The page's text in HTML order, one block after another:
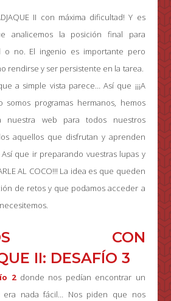
II con máxima dificultad! Y es
analicemos la posición final para
o no. El ingenio es importante pero
rendirse y ser persistente en la tarea.
a simple vista parece… Así que ¡¡¡A
somos programas hermanos, hemos
nuestra web para todos nuestros
aquellos que disfrutan y aprenden
Así que ir preparando vuestras lupas y
AL COCO!!! La idea es que queden
de retos y que podamos acceder a
CON
II: DESAFÍO 3
2donde nos pedían encontrar un
nada fácil… Nos piden que nos